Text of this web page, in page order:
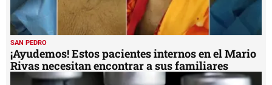
SAN PEDRO
¡Ayudemos! Estos pacientes internos en el Mario
Rivas necesitan encontrar a sus familiares